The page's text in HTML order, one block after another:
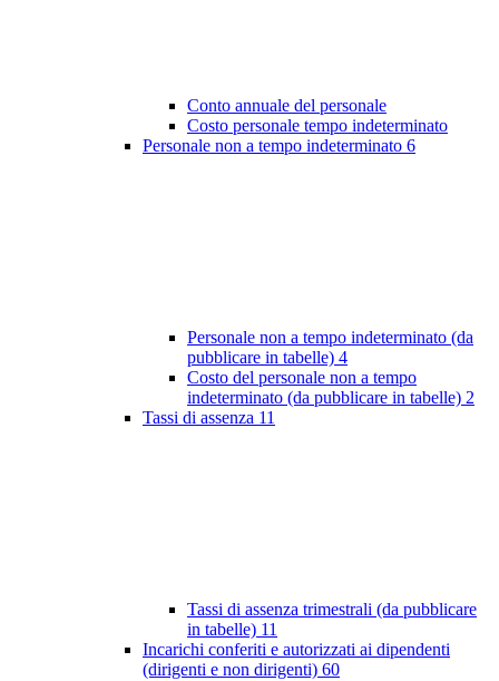
Conto annuale del personale
Costo personale tempo indeterminato
Personale non a tempo indeterminato 6
Personale non a tempo indeterminato (da
pubblicare in tabelle) 4
Costo del personale non a tempo
indeterminato (da pubblicare in tabelle) 2
Tassi di assenza 11
Tassi di assenza trimestrali (da pubblicare
in tabelle) 11
Incarichi conferiti e autorizzati ai dipendenti
(dirigenti e non dirigenti) 60